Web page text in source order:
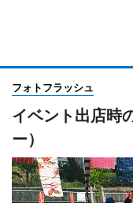
フォトフラッシュ
イベント出店時
ー）